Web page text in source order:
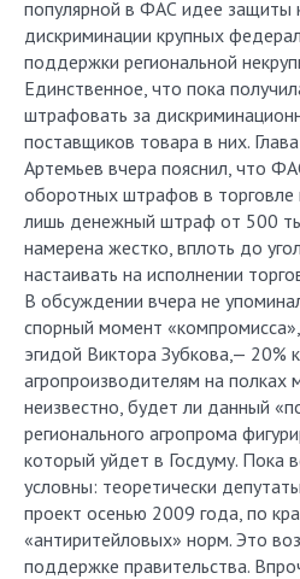
популярной в ФАС идее защиты
дискриминации крупных
поддержки региональной
Единственное, что пока
штрафовать за
поставщиков товара в них.
Артемьев вчера пояснил, что
оборотных штрафов в торговле
лишь денежный штраф от 500
намерена жестко, вплоть до
настаивать на исполнении
В обсуждении вчера не
спорный момент
эгидой Виктора Зубкова,— 20%
агропроизводителям на полках
неизвестно, будет ли данный
регионального агропрома
который уйдет в Госдуму. Пока
условны: теоретически
проект осенью 2009 года, по
«антиритейловых» норм. Это
поддержке правительства.